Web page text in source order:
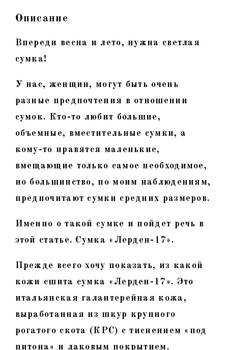
Описание
Впереди весна и лето, нужна светлая
сумка!
У нас, женщин, могут быть очень
разные предпочтения в отношении
сумок. Кто-то любит большие,
объемные, вместительные сумки, а
кому-то нравятся маленькие,
вмещающие только самое необходимое,
но большинство, по моим наблюдениям,
предпочитают сумки средних размеров.
Именно о такой сумке и пойдет речь в
этой статье. Сумка «Лерден-17».
Прежде всего хочу показать, из какой
кожи сшита сумка «Лерден-17». Это
итальянская галантерейная кожа,
выработанная из шкур крупного
рогатого скота (КРС) с тиснением «под
питона» и лаковым покрытием.